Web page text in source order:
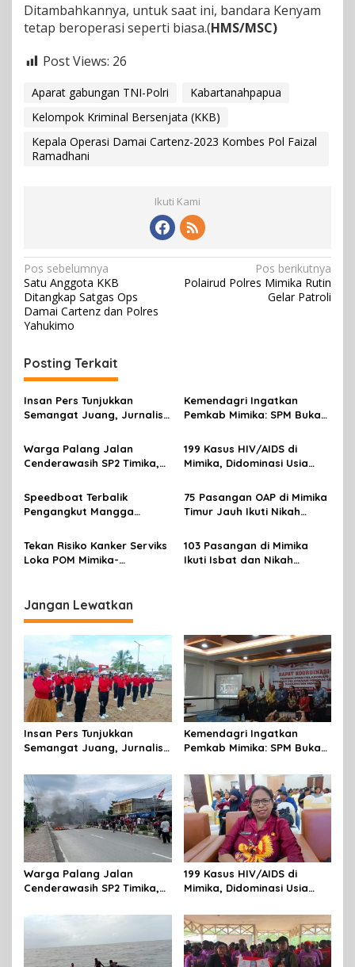
Ditambahkannya, untuk saat ini, bandara Kenyam
tetap beroperasi seperti biasa.(HMS/MSC)
Post Views: 26
Aparat gabungan TNI-Polri
Kabartanahpapua
Kelompok Kriminal Bersenjata (KKB)
Kepala Operasi Damai Cartenz-2023 Kombes Pol Faizal
Ramadhani
Ikuti Kami
N
a
v
i
g
a
s
i
p
o
s
Pos sebelumnya
Satu Anggota KKB
Ditangkap Satgas Ops
Damai Cartenz dan Polres
Yahukimo
Pos berikutnya
Polairud Polres Mimika Rutin
Gelar Patroli
Posting Terkait
Insan Pers Tunjukkan
Semangat Juang, Jurnalis
Meriahkan Lomba Gerak
Jalan Kreasi HUT ke-81 RI
Kemendagri Ingatkan
Pemkab Mimika: SPM Bukan
Wujud Nyata Pelayanan
Rakyat
Warga Palang Jalan
Cenderawasih SP2 Timika,
Pemicunya
199 Kasus HIV/AIDS di
Mimika, Didominasi Usia
Speedboat Terbalik
Pengangkut Mangga
75 Pasangan OAP di Mimika
Timur Jauh Ikuti Nikah
Tekan Risiko Kanker Serviks
Loka POM Mimika-
103 Pasangan di Mimika
Ikuti Isbat dan Nikah
Jangan Lewatkan
Insan Pers Tunjukkan
Semangat Juang, Jurnalis
Meriahkan Lomba Gerak
Jalan Kreasi HUT ke-81 RI
Kemendagri Ingatkan
Pemkab Mimika: SPM Bukan
Wujud Nyata Pelayanan
Rakyat
Warga Palang Jalan
Cenderawasih SP2 Timika,
Pemicunya
199 Kasus HIV/AIDS di
Mimika, Didominasi Usia